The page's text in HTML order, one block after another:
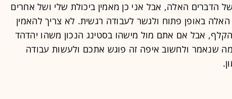
הדברים האלה, אבל אני כן מאמין ביכולת שלי ושל אחרים
באופן פתוח ולגשר לעבודה רגשית. לא צריך להאמין
אבל אם אתם מול מישהו בסטינג הנכון משהו יהדהד
שנאמר ולחשוב איפה זה פוגש אתכם ולעשות עבודה